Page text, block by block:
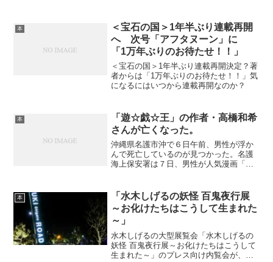
しました！どんだけ失敗したら気がつく
のか自分でも分からないで...
本
＜宝石の国＞1年半ぶり連載再開
へ 次号「アフタヌーン」に
「1万年ぶりのお待たせ！！」
＜宝石の国＞1年半ぶり連載再開決定？著
者からは「1万年ぶりのお待たせ！！」気
になるにはいつから連載再開なのか？
本
「遊☆戯☆王」の作者・高橋和希
さんが亡くなった。
沖縄県名護市沖で６日午前、男性が浮か
んで死亡しているのが見つかった。名護
海上保安署は７日、男性が人気漫画「遊
た。
本
「水木しげるの妖怪 百鬼夜行展
～お化けたちはこうして生まれた
～」
水木しげるの大型展覧会「水木しげるの
妖怪 百鬼夜行展～お化けたちはこうして
生まれた～」のプレス向け内覧会が、本